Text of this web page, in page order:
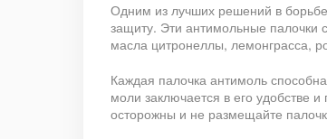
Одним из лучших решений в
защиту. Эти антимольные палочки
масла цитронеллы, лемонграсса,
Каждая палочка антимоль
моли заключается в его удобстве
осторожны и не размещайте